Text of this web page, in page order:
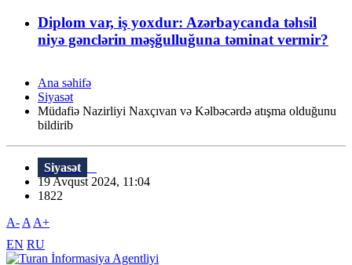
Diplom var, iş yoxdur: Azərbaycanda təhsil
niyə gənclərin məşğulluğuna təminat vermir?
Ana səhifə
Siyasət
Müdafiə Nazirliyi Naxçıvan və Kəlbəcərdə atışma olduğunu
bildirib
Siyasət
19 Avqust 2024, 11:04
1822
A- A A+
EN RU